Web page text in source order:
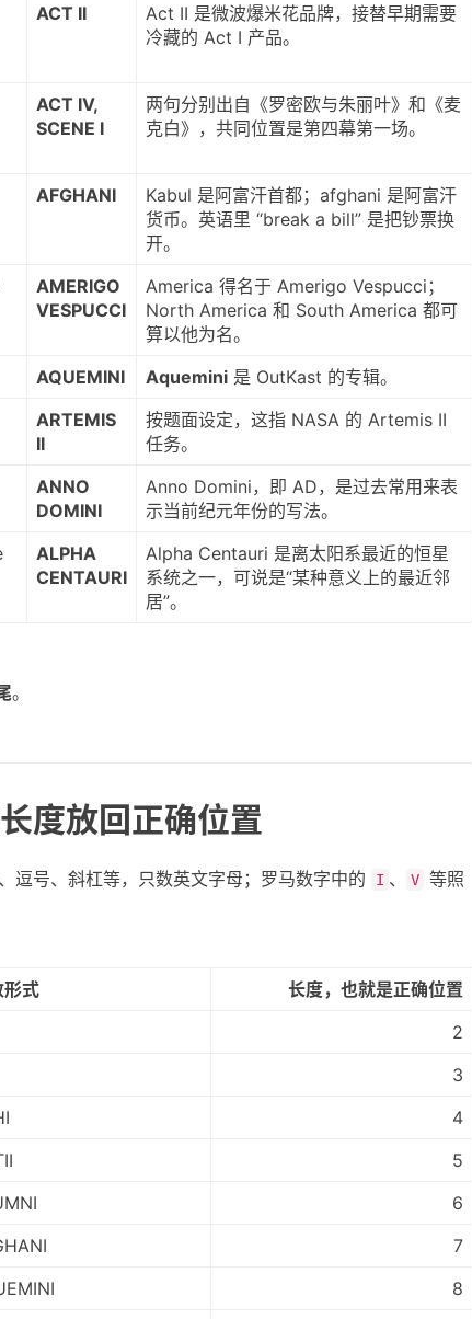
ACT II
Act II 是微波爆米花品牌，接替早期需要
冷藏的 Act I 产品。
ACT IV,
SCENE I
两句分别出自《罗密欧与朱丽叶》和《麦
克白》，共同位置是第四幕第一场。
AFGHANI
Kabul 是阿富汗首都；afghani 是阿富汗
货币。英语里 “break a bill” 是把钞票换
开。
AMERIGO
VESPUCCI
America 得名于 Amerigo Vespucci；
North America 和 South America 都可
算以他为名。
AQUEMINI Aquemini 是 OutKast 的专辑。
ARTEMIS
II
按题面设定，这指 NASA 的 Artemis II
任务。
ANNO
DOMINI
Anno Domini，即 AD，是过去常用来表
示当前纪元年份的写法。
ALPHA
CENTAURI
Alpha Centauri 是离太阳系最近的恒星
系统之一，可说是“某种意义上的最近邻
居”。
。
度放回正确位置
逗号、斜杠等，只数英文字母；罗马数字中的 I 、 V 等照
形式
长度，也就是正确位置
2
3
4
5
6
7
8